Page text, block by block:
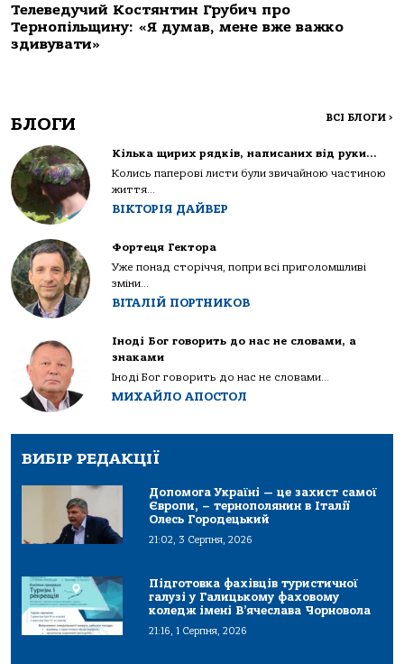
Телеведучий Костянтин Грубич про
Тернопільщину: «Я думав, мене вже важко
здивувати»
БЛОГИ ВСІ БЛОГИ >
Кілька щирих рядків, написаних від руки…
Колись паперові листи були звичайною частиною
життя...
ВІКТОРІЯ ДАЙВЕР
Фортеця Гектора
Уже понад сторіччя, попри всі приголомшливі
зміни...
ВІТАЛІЙ ПОРТНИКОВ
Іноді Бог говорить до нас не словами, а
знаками
Іноді Бог говорить до нас не словами...
МИХАЙЛО АПОСТОЛ
ВИБІР РЕДАКЦІЇ
Допомога Україні — це захист самої
Європи, – тернополянин в Італії
Олесь Городецький
21:02, 3 Серпня, 2026
Підготовка фахівців туристичної
галузі у Галицькому фаховому
коледж імені В’ячеслава Чорновола
21:16, 1 Серпня, 2026